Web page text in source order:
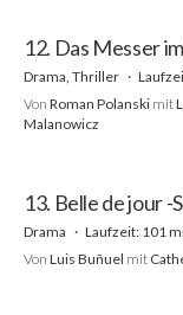
12. Das Messer
Drama, Thriller
Von Roman Polanski mit
Malanowicz
13. Belle de jour -
Drama
Laufzeit: 101
Von Luis Buñuel mit